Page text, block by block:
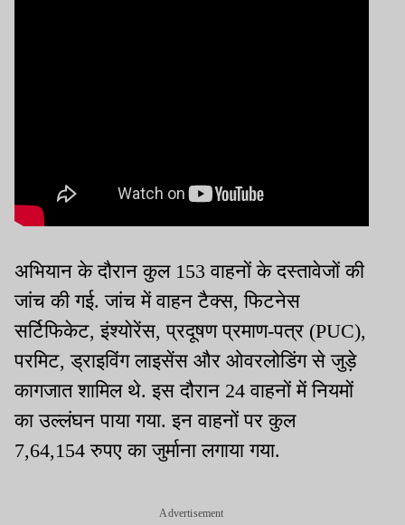
अभियान के दौरान कुल 153 वाहनों के दस्तावेजों की
जांच की गई. जांच में वाहन टैक्स, फिटनेस
सर्टिफिकेट, इंश्योरेंस, प्रदूषण प्रमाण-पत्र (PUC),
परमिट, ड्राइविंग लाइसेंस और ओवरलोडिंग से जुड़े
कागजात शामिल थे. इस दौरान 24 वाहनों में नियमों
का उल्लंघन पाया गया. इन वाहनों पर कुल
7,64,154 रुपए का जुर्माना लगाया गया.
Advertisement